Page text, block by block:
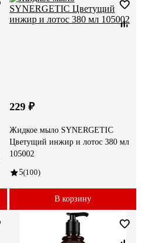
229 ₽
Жидкое мыло SYNERGETIC
Цветущий инжир и лотос 380 мл
105002
5(100)
В корзину